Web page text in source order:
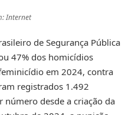
Internet
de Segurança Pública
47% dos homicídios
em 2024, contra
registrados 1.492
desde a criação da